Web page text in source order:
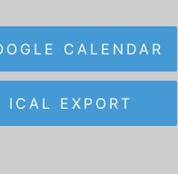
CALENDAR
ICAL EXPORT